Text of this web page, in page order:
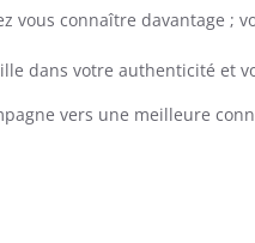
vous connaître davantage ;
dans votre authenticité et
vers une meilleure